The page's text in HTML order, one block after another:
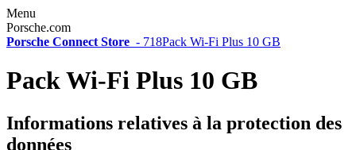
Menu
Porsche.com
Porsche Connect Store - 718Pack Wi-Fi Plus 10 GB
Pack Wi-Fi Plus 10 GB
Informations relatives à la protection des
données